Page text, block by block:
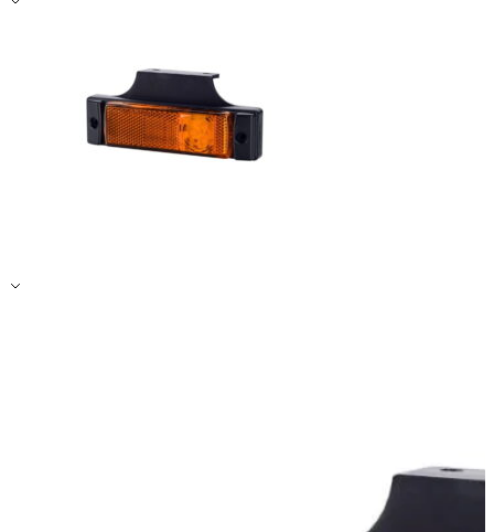
Akceptuj wszystko